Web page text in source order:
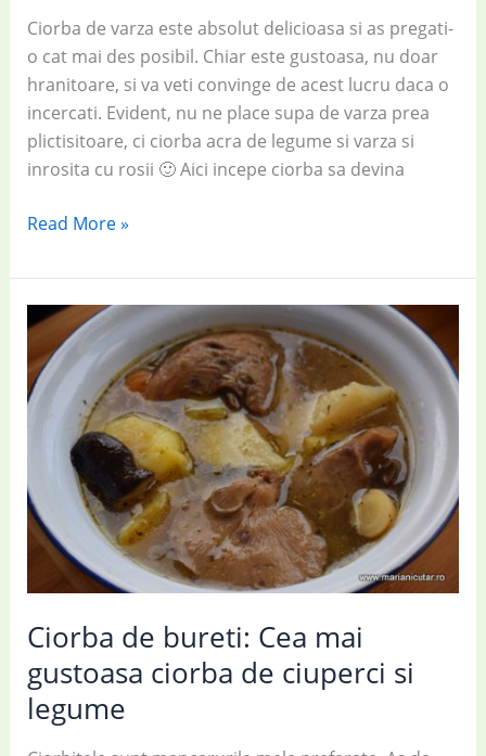
Ciorba de varza este absolut delicioasa si as pregati-
o cat mai des posibil. Chiar este gustoasa, nu doar
hranitoare, si va veti convinge de acest lucru daca o
incercati. Evident, nu ne place supa de varza prea
plictisitoare, ci ciorba acra de legume si varza si
inrosita cu rosii 🙂 Aici incepe ciorba sa devina
Ciorbă
de
varză
cu
legume
și
roșii
Read More »
Ciorba de bureti: Cea mai
gustoasa ciorba de ciuperci si
legume